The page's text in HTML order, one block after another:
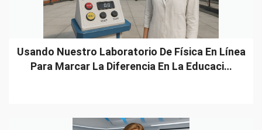
Usando Nuestro Laboratorio De Física En Línea
Para Marcar La Diferencia En La Educaci…